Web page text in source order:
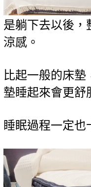
是躺下去以後，
涼感。
比起一般的床墊
墊睡起來會更舒
睡眠過程一定也